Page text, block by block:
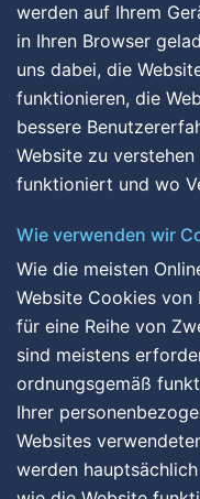
werden auf Ihrem
in Ihren Browser
uns dabei, die
funktionieren, die
bessere
Website zu
funktioniert und wo
Wie verwenden wir
Wie die meisten
Website Cookies
für eine Reihe von
sind meistens
ordnungsgemäß
Ihrer
Websites
werden